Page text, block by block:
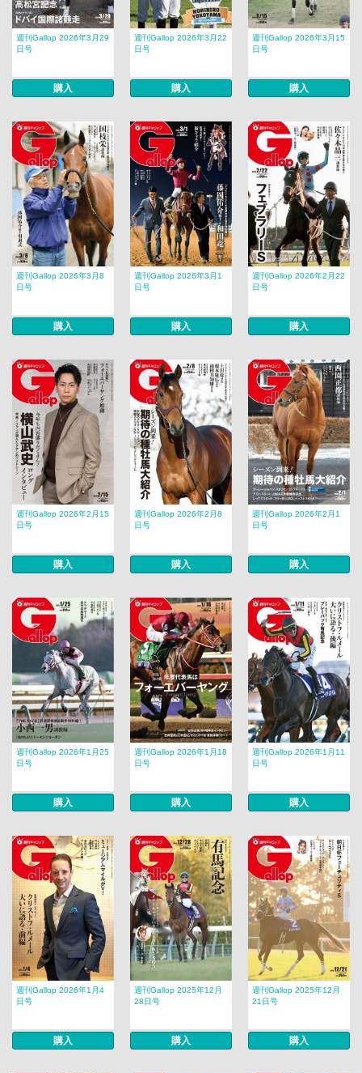
週刊Gallop 2026年3月29
日号
購入
週刊Gallop 2026年3月22
日号
購入
週刊Gallop 2026年3月15
日号
購入
週刊Gallop 2026年3月8
日号
購入
週刊Gallop 2026年3月1
日号
購入
週刊Gallop 2026年2月22
日号
購入
週刊Gallop 2026年2月15
日号
購入
週刊Gallop 2026年2月8
日号
購入
週刊Gallop 2026年2月1
日号
購入
週刊Gallop 2026年1月25
日号
購入
週刊Gallop 2026年1月18
日号
購入
週刊Gallop 2026年1月11
日号
購入
週刊Gallop 2026年1月4
日号
購入
週刊Gallop 2025年12月
28日号
購入
週刊Gallop 2025年12月
21日号
購入